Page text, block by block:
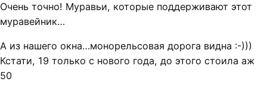
Очень точно! Муравьи, которые поддерживают этот
муравейник…
А из нашего окна…монорельсовая дорога видна :-)))
Кстати, 19 только с нового года, до этого стоила аж
50